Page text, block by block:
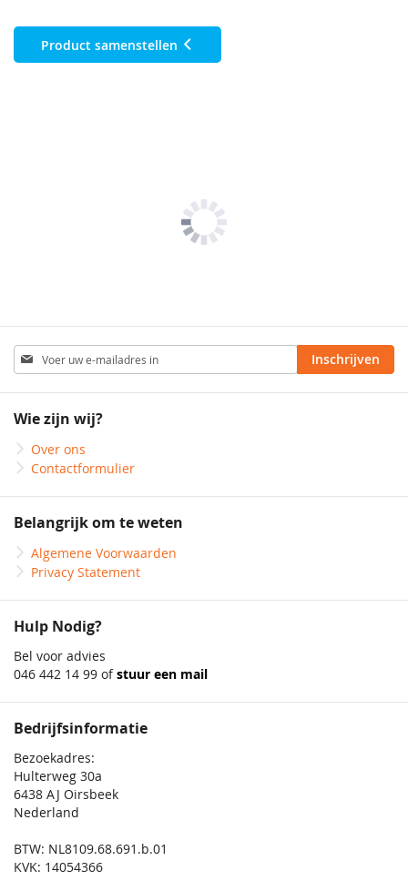
Product samenstellen
Abonneer
u
op
nieuwsbrief
Inschrijven
Wie zijn wij?
Over ons
Contactformulier
Belangrijk om te weten
Algemene Voorwaarden
Privacy Statement
Hulp Nodig?
Bel voor advies
046 442 14 99 ofstuur een mail
Bedrijfsinformatie
Bezoekadres:
Hulterweg 30a
6438 AJ Oirsbeek
Nederland
BTW: NL8109.68.691.b.01
KVK: 14054366